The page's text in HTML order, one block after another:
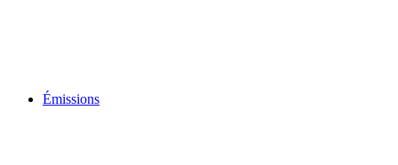
Émissions